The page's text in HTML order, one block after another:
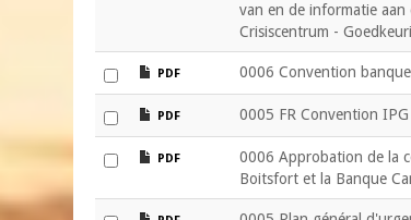
van en de informatie
Crisiscentrum -
file
PDF 0006 Convention
file
PDF 0005 FR Convention
file
PDF
0006 Approbation de la
Boitsfort et la Banque